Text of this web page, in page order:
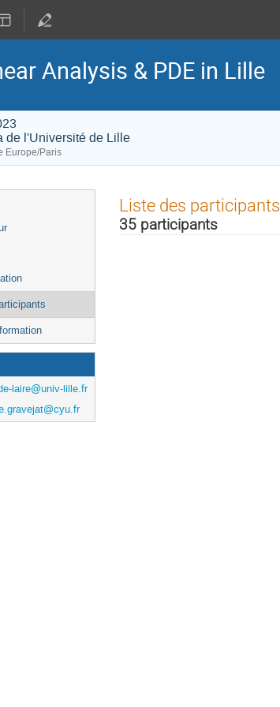
Analysis & PDE in Lille
de l'Université de Lille
Europe/Paris
laire@univ-lille.fr
Liste des participants
35 participants